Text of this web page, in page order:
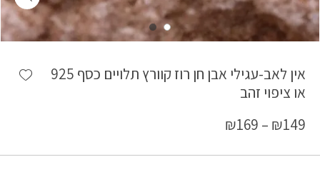
אין לאב-עגילי אבן חן רוז קוורץ תלויים כסף 925
או ציפוי זהב
₪149
–
₪169